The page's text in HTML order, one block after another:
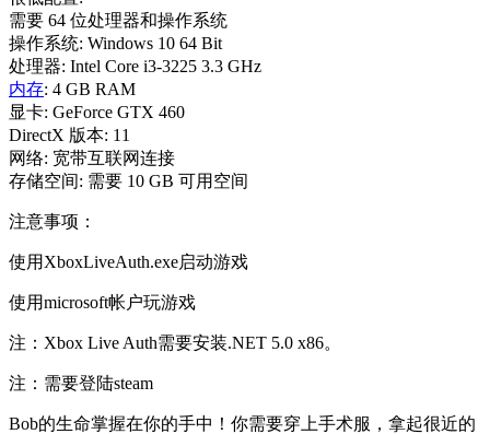
需要 64 位处理器和操作系统
操作系统: Windows 10 64 Bit
处理器: Intel Core i3-3225 3.3 GHz
内存: 4 GB RAM
显卡: GeForce GTX 460
DirectX 版本: 11
网络: 宽带互联网连接
存储空间: 需要 10 GB 可用空间
注意事项：
使用XboxLiveAuth.exe启动游戏
使用microsoft帐户玩游戏
注：Xbox Live Auth需要安装.NET 5.0 x86。
注：需要登陆steam
Bob的生命掌握在你的手中！你需要穿上手术服，拿起很近的